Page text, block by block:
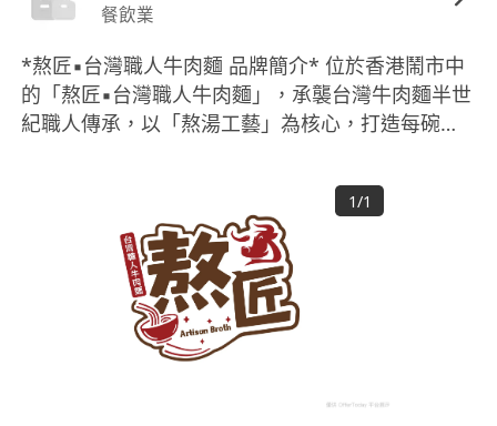
餐飲業
*熬匠▪︎台灣職人牛肉麵 品牌簡介* 位於香港鬧市中
的「熬匠▪︎台灣職人牛肉麵」，承襲台灣牛肉麵半世
紀職人傳承，以「熬湯工藝」為核心，打造每碗都
全球精選牛肉與12小時蒸熬極致工藝，呈現入口即
化的肉感與層次分明的滋味。 本店嚴選來自日本和
牛、美國安格斯牛、等不同國家優質牛肉，每種牛
源因產地氣候飼養方式而擁有獨特風味。我們更講
究「牛不同部位，烹調方式不同」——腱子肉適合
長時間慢燉釋放膠質，牛肩胛保留油花入口即化，
牛腩滷製後軟嫩入味，牛筋燉煮後Q彈有勁。職人
法，確保每一塊牛肉完美呈現其天然肉感與風味。
1/1